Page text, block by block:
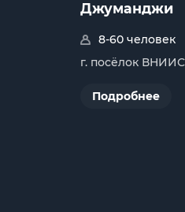
Джуманджи
8-60 человек
г. посёлок
Подробнее